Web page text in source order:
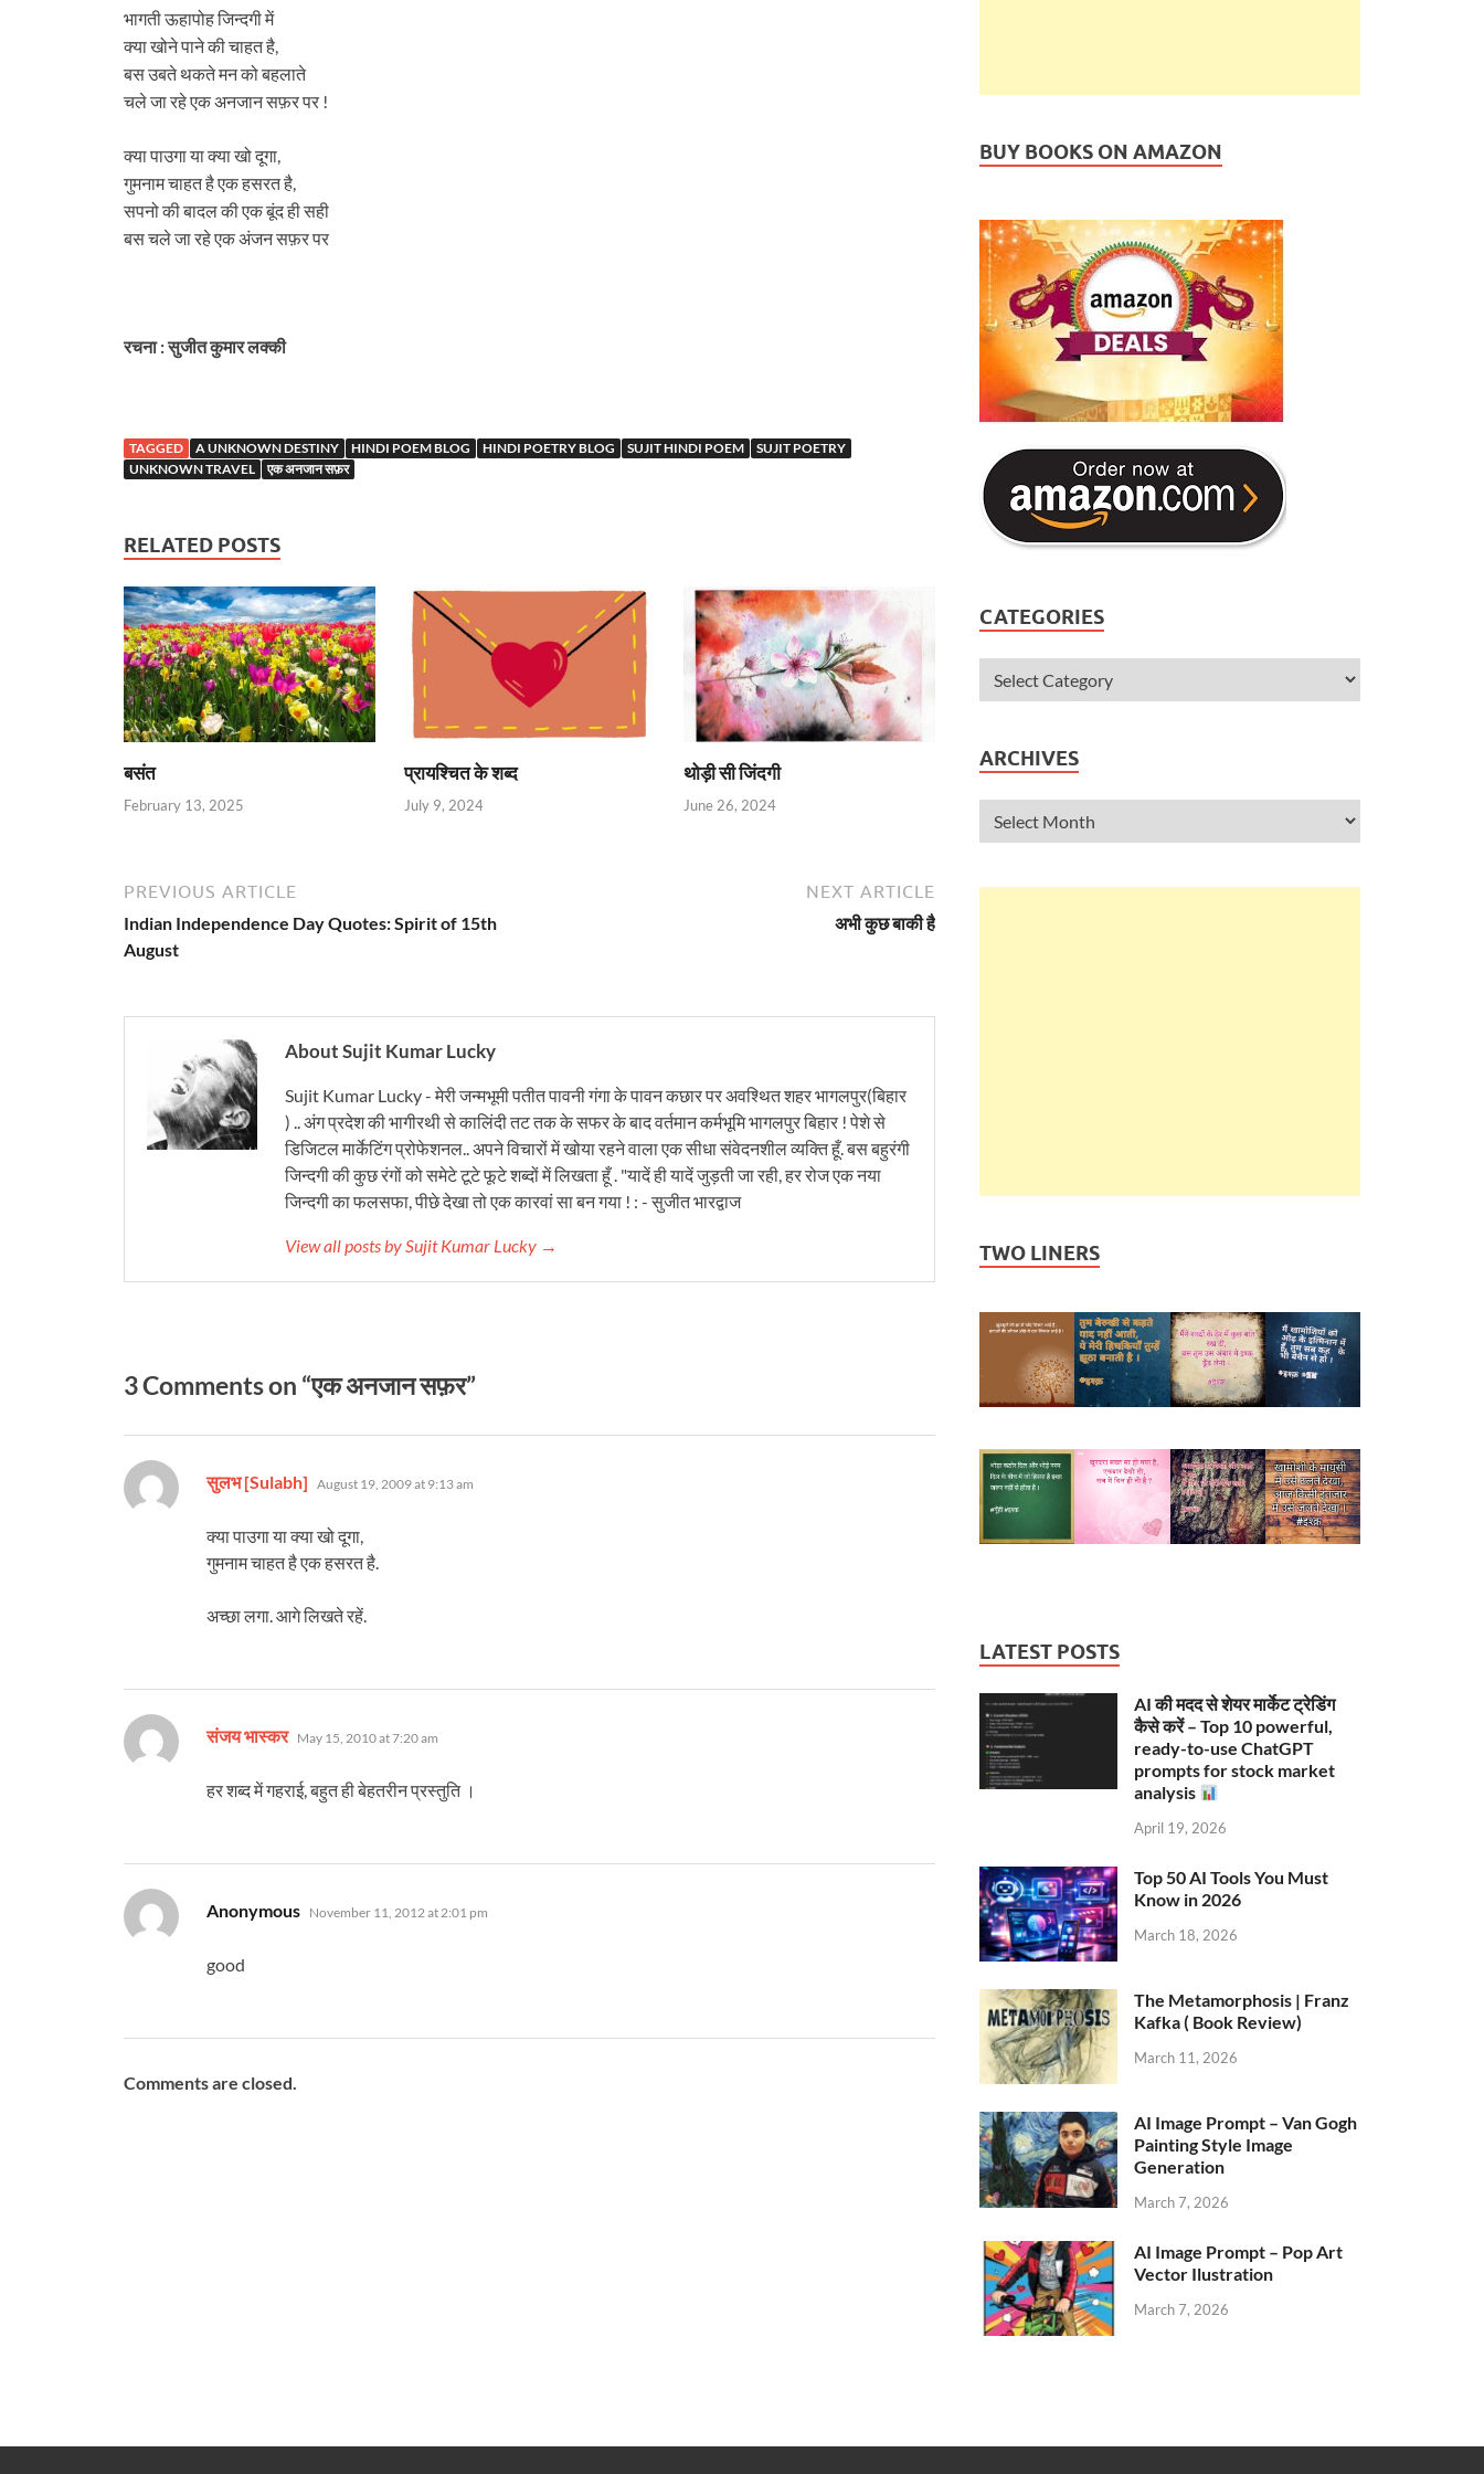
भागती ऊहापोह जिन्दगी में
क्या खोने पाने की चाहत है,
बस उबते थकते मन को बहलाते
चले जा रहे एक अनजान सफ़र पर !
क्या पाउगा या क्या खो दूगा,
गुमनाम चाहत है एक हसरत है,
सपनो की बादल की एक बूंद ही सही
बसचलेजारहेएकअंजनसफ़रपर
रचना:सुजीतकुमारलक्की
TAGGED A UNKNOWN DESTINY HINDI POEM BLOG HINDI POETRY BLOG SUJIT HINDI POEM
SUJIT POETRY
UNKNOWN TRAVEL
एक अनजान सफ़र
RELATED POSTS
बसंत
February 13, 2025
प्रायश्चित के शब्द
July 9, 2024
थोड़ी सी जिंदगी
June 26, 2024
PREVIOUS ARTICLE
Indian Independence Day Quotes: Spirit of 15th
August
NEXT ARTICLE
अभी कुछ बाकी है
About Sujit Kumar Lucky
Sujit Kumar Lucky - मेरी जन्मभूमी पतीत पावनी गंगा के पावन कछार पर अवश्थित शहर भागलपुर(बिहार
) .. अंग प्रदेश की भागीरथी से कालिंदी तट तक के सफर के बाद वर्तमान कर्मभूमि भागलपुर बिहार ! पेशे से
डिजिटल मार्केटिंग प्रोफेशनल.. अपने विचारों में खोया रहने वाला एक सीधा संवेदनशील व्यक्ति हूँ. बस बहुरंगी
जिन्दगी की कुछ रंगों को समेटे टूटे फूटे शब्दों में लिखता हूँ . "यादें ही यादें जुड़ती जा रही, हर रोज एक नया
जिन्दगी का फलसफा, पीछे देखा तो एक कारवां सा बन गया ! : - सुजीत भारद्वाज
View all posts by Sujit Kumar Lucky →
3 Comments on “एक अनजान सफ़र”
सुलभ [Sulabh] says:
August 19, 2009 at 9:13 am
क्या पाउगा या क्या खो दूगा,
गुमनाम चाहत है एक हसरत है.
अच्छा लगा. आगे लिखते रहें.
संजय भास्कर says:
May 15, 2010 at 7:20 am
हर शब्‍द में गहराई, बहुत ही बेहतरीन प्रस्‍तुति ।
Anonymous says:
November 11, 2012 at 2:01 pm
good
Comments are closed.
BUY BOOKS ON AMAZON
CATEGORIES
ARCHIVES
TWO LINERS
LATEST POSTS
AI की मदद से शेयर मार्केट ट्रेडिंग
कैसे करें – Top 10 powerful,
ready-to-use ChatGPT
prompts for stock market
analysis
April 19, 2026
Top 50 AI Tools You Must
Know in 2026
March 18, 2026
The Metamorphosis | Franz
Kafka ( Book Review)
March 11, 2026
AI Image Prompt – Van Gogh
Painting Style Image
Generation
March 7, 2026
AI Image Prompt – Pop Art
Vector Ilustration
March 7, 2026